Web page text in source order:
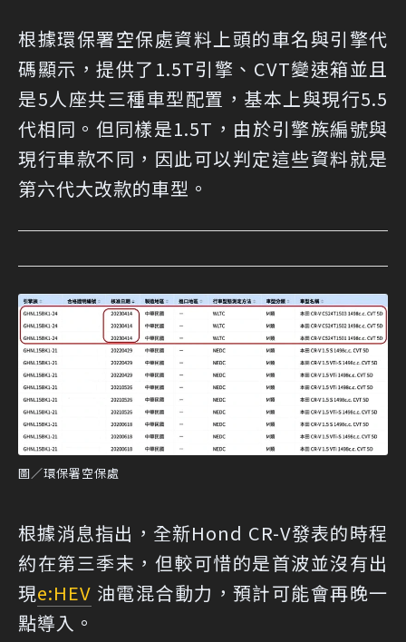
根據環保署空保處資料上頭的車名與引擎代
碼顯示，提供了1.5T引擎、CVT變速箱並且
是5人座共三種車型配置，基本上與現行5.5
代相同。但同樣是1.5T，由於引擎族編號與
現行車款不同，因此可以判定這些資料就是
第六代大改款的車型。
圖／環保署空保處
根據消息指出，全新Hond CR-V發表的時程
約在第三季末，但較可惜的是首波並沒有出
現e:HEV 油電混合動力，預計可能會再晚一
點導入。